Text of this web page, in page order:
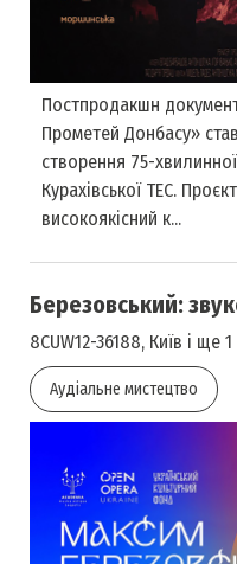
Постпродакшн
Прометей Донбасу»
створення 75-
Курахівської ТЕС.
високоякісний к...
Березовський:
8CUW12-36188, Київ і ще
Аудіальне мистецтво